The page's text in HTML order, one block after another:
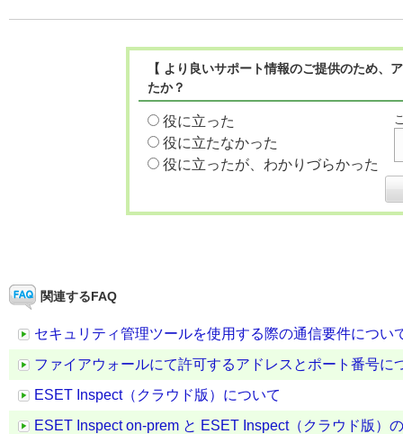
【 より良いサポート情報のご提供のため
たか？
役に立った
役に立たなかった
役に立ったが、わかりづらかった
関連するFAQ
セキュリティ管理ツールを使用する際の通信要件につい
ファイアウォールにて許可するアドレスとポート番号に
ESET Inspect（クラウド版）について
ESET Inspect on-prem と ESET Inspect（クラウド版）